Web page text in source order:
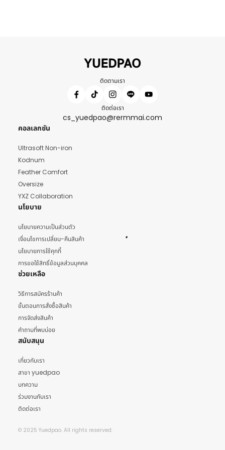
ติดตามเรา
ติดต่อเรา
cs_yuedpao@rermmai.com
คอลเลกชัน
Ultrasoft Non-iron
Kodnum
Feather Comfort
Oversize
YXZ Collaboration
นโยบาย
นโยบายความเป็นส่วนตัว
เงื่อนไขการเปลี่ยน-คืนสินค้า
นโยบายการใช้คุกกี้
การขอใช้สิทธิ์ข้อมูลส่วนบุคคล
ช่วยเหลือ
วิธีการสมัครร้านค้า
ขั้นตอนการสั่งซื้อสินค้า
การจัดส่งสินค้า
คำถามที่พบบ่อย
สนับสนุน
เกี่ยวกับเรา
สาขา yuedpao
บทความ
ร่วมงานกับเรา
ติดต่อเรา
© 2025 Yuedpao. All rights reserved.